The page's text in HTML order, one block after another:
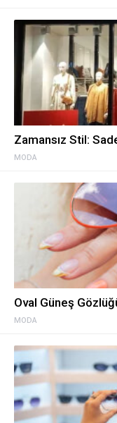
MODA
Zamansız Stil:
MODA
Oval Güneş